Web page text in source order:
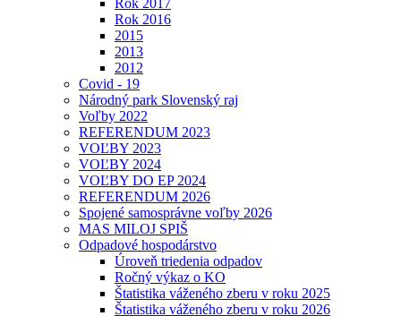
Rok 2017
Rok 2016
2015
2013
2012
Covid - 19
Národný park Slovenský raj
Voľby 2022
REFERENDUM 2023
VOĽBY 2023
VOĽBY 2024
VOĽBY DO EP 2024
REFERENDUM 2026
Spojené samosprávne voľby 2026
MAS MILOJ SPIŠ
Odpadové hospodárstvo
Úroveň triedenia odpadov
Ročný výkaz o KO
Štatistika váženého zberu v roku 2025
Štatistika váženého zberu v roku 2026